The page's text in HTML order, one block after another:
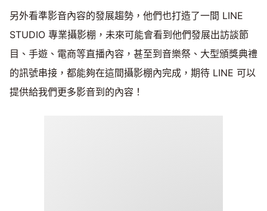
另外看準影音內容的發展趨勢，他們也打造了一間 LINE
STUDIO 專業攝影棚，未來可能會看到他們發展出訪談節
目、手遊、電商等直播內容，甚至到音樂祭、大型頒獎典禮
的訊號串接，都能夠在這間攝影棚內完成，期待 LINE 可以
提供給我們更多影音到的內容！